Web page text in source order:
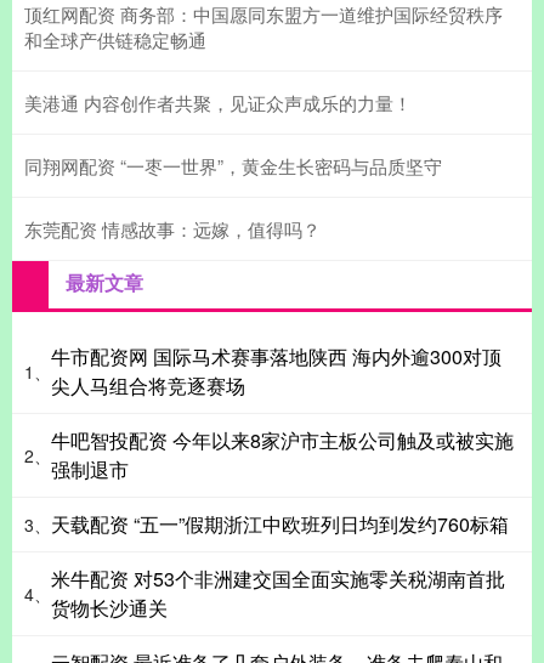
顶红网配资 商务部：中国愿同东盟方一道维护国际经贸秩序
和全球产供链稳定畅通
美港通 内容创作者共聚，见证众声成乐的力量！
同翔网配资 “一枣一世界”，黄金生长密码与品质坚守
东莞配资 情感故事：远嫁，值得吗？
最新文章
1、
牛市配资网 国际马术赛事落地陕西 海内外逾300对顶
尖人马组合将竞逐赛场
2、
牛吧智投配资 今年以来8家沪市主板公司触及或被实施
强制退市
3、 天载配资 “五一”假期浙江中欧班列日均到发约760标箱
4、
米牛配资 对53个非洲建交国全面实施零关税湖南首批
货物长沙通关